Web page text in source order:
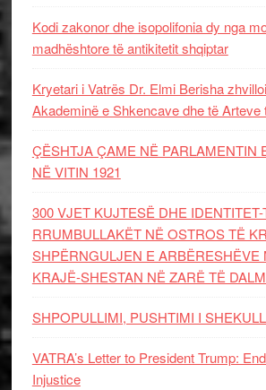
Kodi zakonor dhe isopolifonia dy nga
madhështore të antikitetit shqiptar
Kryetari i Vatrës Dr. Elmi Berisha
Akademinë e Shkencave dhe të Arteve
ÇËSHTJA ÇAME NË PARLAMENTIN
NË VITIN 1921
300 VJET KUJTESË DHE IDENTITET-
RRUMBULLAKËT NË OSTROS TË
SHPËRNGULJEN E ARBËRESHËVE
KRAJË-SHESTAN NË ZARË TË
SHPOPULLIMI, PUSHTIMI I
VATRA’s Letter to President Trump:
Injustice